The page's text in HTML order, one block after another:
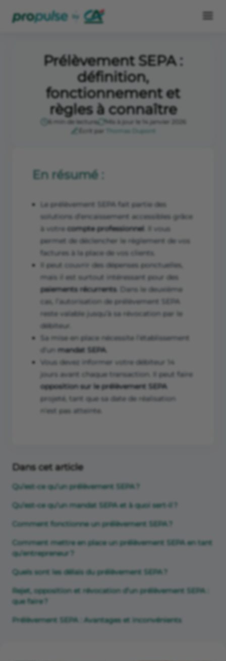
Prélèvement SEPA :
définition,
fonctionnement et
règles à connaître
6 min de lecture
Mis à jour le 14 janvier 2026
Écrit par
Thomas Dupont
En résumé :
Le prélèvement SEPA fait partie des
solutions d’encaissement accessibles grâce
à votre compte professionnel . Il vous
permet de déclencher le règlement de vos
factures à la place de vos clients.
Il peut couvrir des dépenses ponctuelles,
mais il est surtout intéressant pour des
paiements récurrents. Dans le deuxième
cas, l’autorisation de prélèvement SEPA
reste valable jusqu’à sa révocation par le
débiteur.
Sa mise en place nécessite l’établissement
d’un mandat SEPA.
Vous devez informer votre débiteur 14
jours avant chaque transaction. Il peut faire
opposition sur le prélèvement SEPA
projeté, tant que sa date de réalisation
n’est pas atteinte.
Dans cet article
Qu’est-ce qu’un prélèvement SEPA ?
Qu’est-ce qu’un mandat SEPA et à quoi sert-il ?
Comment fonctionne un prélèvement SEPA ?
Comment mettre en place un prélèvement SEPA en tant
qu’entrepreneur ?
Quels sont les délais du prélèvement SEPA ?
Rejet, opposition et révocation d’un prélèvement SEPA :
que faire ?
Prélèvement SEPA : Avantages et inconvénients